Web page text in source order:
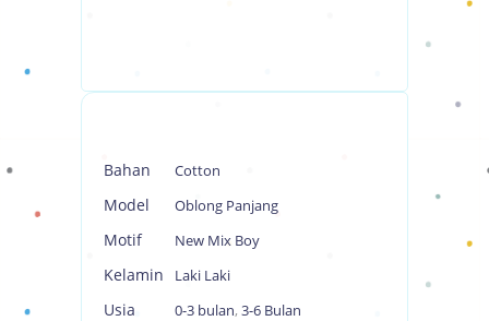
Bahan Cotton
Model Oblong Panjang
Motif New Mix Boy
Kelamin Laki Laki
Usia 0-3 bulan, 3-6 Bulan